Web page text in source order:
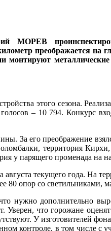
МОРЕВ
преображается на
монтируют
этого сезона.
– 10 794. Конкурс
За его преображение
территория
у парящего променада на
текущего года. На
80 опор со светильниками,
нужно дополнительно
Уверен, что горожане
У изготовителей
контроле, в том числе с